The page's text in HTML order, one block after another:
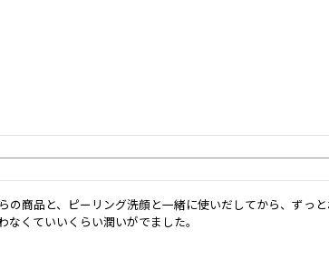
の商品と、ピーリング洗顔と一緒に使いだしてから、ずっ
くていいくらい潤いがでました。